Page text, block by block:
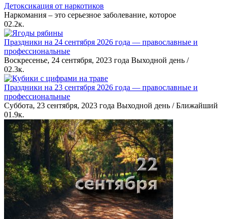
Детоксикация от наркотиков
Наркомания – это серьезное заболевание, которое
02.2к.
Праздники на 24 сентября 2026 года — православные и
профессиональные
Воскресенье, 24 сентября, 2023 года Выходной день /
02.3к.
Праздники на 23 сентября 2026 года — православные и
профессиональные
Суббота, 23 сентября, 2023 года Выходной день / Ближайший
01.9к.